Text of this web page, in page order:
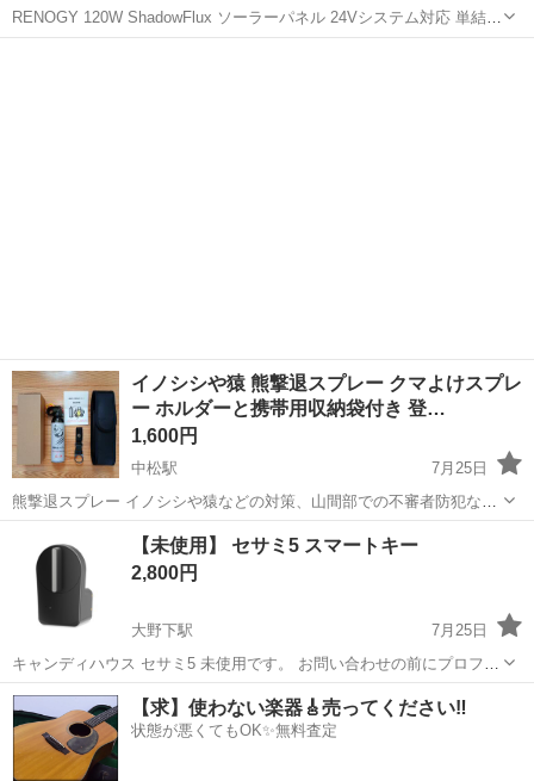
RENOGY 120W ShadowFlux ソーラーパネル 24Vシステム対応 単結晶
レノジー N型高効率 IP67 防水 6.81kg 25% 高効率 反射防止デザイン
イノシシや猿 熊撃退スプレー クマよけスプレ
ー ホルダーと携帯用収納袋付き 登…
1,600円
中松駅
7月25日
熊撃退スプレー イノシシや猿などの対策、山間部での不審者防犯な
ど、屋外で想定される多様なリスクに対応◎アウトドア派の総合セキ
ュリティツールです。 ◆サイズ ・インクジェクタ直径6.6cm ・インク
ジェクタ高さ23.5cm ◆...
中松駅 防災、セキュリティ
【未使用】 セサミ5 スマートキー
2,800円
大野下駅
7月25日
キャンディハウス セサミ5 未使用です。 お問い合わせの前にプロフィ
ール欄を読んでください。
熊本 荒尾市 大野下駅 防災、セキュリティ セサミ
【求】使わない楽器🎸売ってください‼️
状態が悪くてもOK✨無料査定